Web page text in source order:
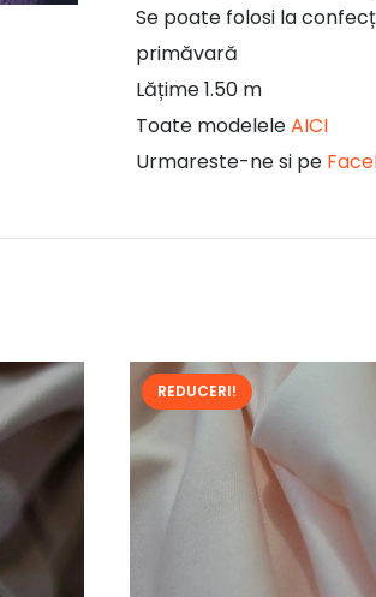
Se poate folosi la
primăvară
Lățime 1.50 m
Toate modeleleAICI
Urmareste-ne si pe
REDUCERI!